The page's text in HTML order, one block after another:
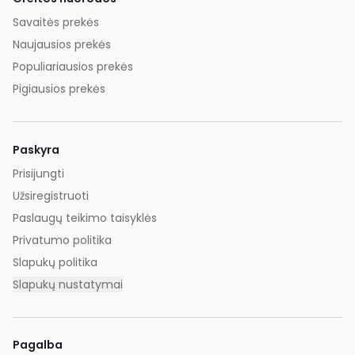
Savaitės prekės
Naujausios prekės
Populiariausios prekės
Pigiausios prekės
Paskyra
Prisijungti
Užsiregistruoti
Paslaugų teikimo taisyklės
Privatumo politika
Slapukų politika
Slapukų nustatymai
Pagalba